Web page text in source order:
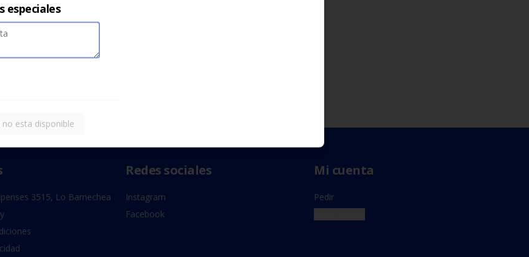
3515, Lo Barnechea
Redes sociales
Instagram
Facebook
Mi cuenta
Pedir
especiales
esta disponible